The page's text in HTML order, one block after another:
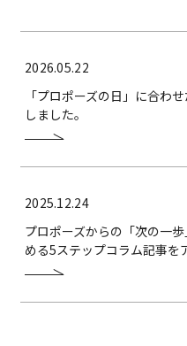
2026.05.22
「プロポーズの日」に合わ
しました。
2025.12.24
プロポーズからの「次の一
める5ステップコラム記事を